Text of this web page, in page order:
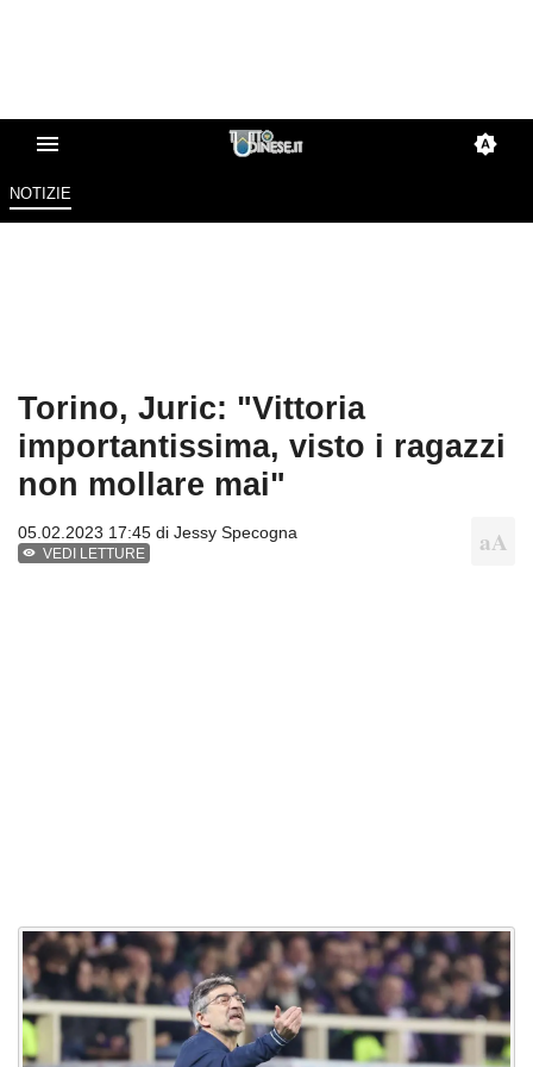
NOTIZIE
Torino, Juric: "Vittoria
importantissima, visto i ragazzi
non mollare mai"
05.02.2023 17:45 di Jessy Specogna
VEDI LETTURE